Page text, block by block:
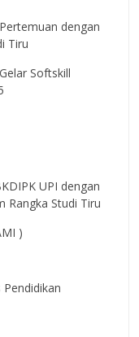
dengan
Tiru
Softskill
UPI dengan
Rangka Studi Tiru
)